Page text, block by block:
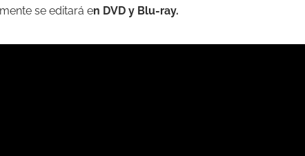
se editará en DVD y Blu-ray.